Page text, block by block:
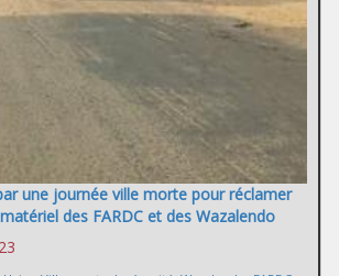
une journée ville morte pour réclamer
des FARDC et des Wazalendo